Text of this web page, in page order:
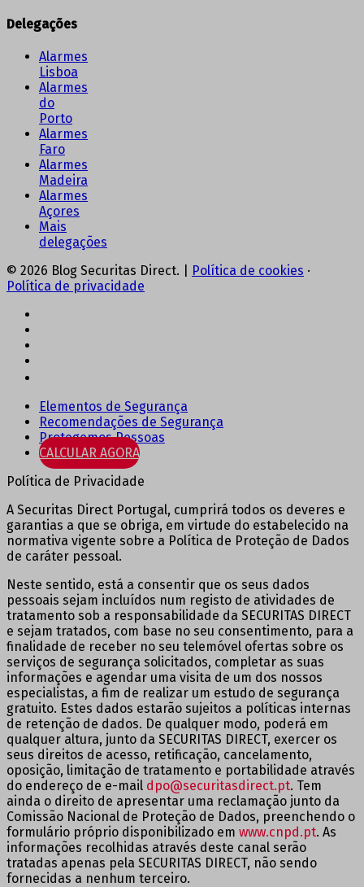
Delegações
Alarmes
Lisboa
Alarmes
do
Porto
Alarmes
Faro
Alarmes
Madeira
Alarmes
Açores
Mais
delegações
© 2026 Blog Securitas Direct. |
Política de cookies ·
Política de privacidade
Elementos de Segurança
Recomendações de Segurança
Protegemos Pessoas
CALCULAR AGORA
Política de Privacidade
A Securitas Direct Portugal, cumprirá todos os deveres e
garantias a que se obriga, em virtude do estabelecido na
normativa vigente sobre a Política de Proteção de Dados
de caráter pessoal.
Neste sentido, está a consentir que os seus dados
pessoais sejam incluídos num registo de atividades de
tratamento sob a responsabilidade da SECURITAS DIRECT
e sejam tratados, com base no seu consentimento, para a
finalidade de receber no seu telemóvel ofertas sobre os
serviços de segurança solicitados, completar as suas
informações e agendar uma visita de um dos nossos
especialistas, a fim de realizar um estudo de segurança
gratuito. Estes dados estarão sujeitos a políticas internas
de retenção de dados. De qualquer modo, poderá em
qualquer altura, junto da SECURITAS DIRECT, exercer os
seus direitos de acesso, retificação, cancelamento,
oposição, limitação de tratamento e portabilidade através
do endereço de e-mail dpo@securitasdirect.pt. Tem
ainda o direito de apresentar uma reclamação junto da
Comissão Nacional de Proteção de Dados, preenchendo o
formulário próprio disponibilizado em www.cnpd.pt. As
informações recolhidas através deste canal serão
tratadas apenas pela SECURITAS DIRECT, não sendo
fornecidas a nenhum terceiro.